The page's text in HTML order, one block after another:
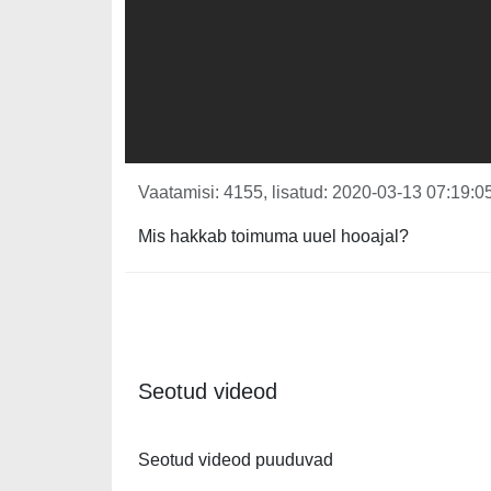
Vaatamisi: 4155, lisatud: 2020-03-13
Mis hakkab toimuma uuel hooajal?
Seotud videod
Seotud videod puuduvad